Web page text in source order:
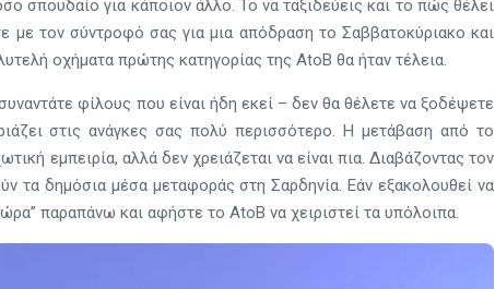
σπουδαίο για κάποιον άλλο. Το να ταξιδεύεις και το πώς θέλει
με τον σύντροφό σας για μια απόδραση το Σαββατοκύριακο και
οχήματα πρώτης κατηγορίας της AtoB θα ήταν τέλεια.
φίλους που είναι ήδη εκεί – δεν θα θέλετε να ξοδέψετε
στις ανάγκες σας πολύ περισσότερο. Η μετάβαση από το
εμπειρία, αλλά δεν χρειάζεται να είναι πια. Διαβάζοντας τον
τα δημόσια μέσα μεταφοράς στη Σαρδηνία. Εάν εξακολουθεί να
παραπάνω και αφήστε το AtoB να χειριστεί τα υπόλοιπα.